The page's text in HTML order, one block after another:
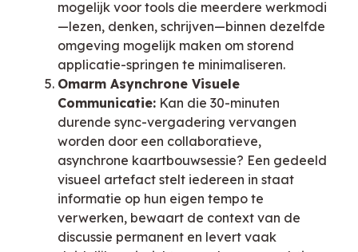
mogelijk voor tools die meerdere werkmodi
—lezen, denken, schrijven—binnen dezelfde
omgeving mogelijk maken om storend
applicatie-springen te minimaliseren.
Omarm Asynchrone Visuele
Communicatie: Kan die 30-minuten
durende sync-vergadering vervangen
worden door een collaboratieve,
asynchrone kaartbouwsessie? Een gedeeld
visueel artefact stelt iedereen in staat
informatie op hun eigen tempo te
verwerken, bewaart de context van de
discussie permanent en levert vaak